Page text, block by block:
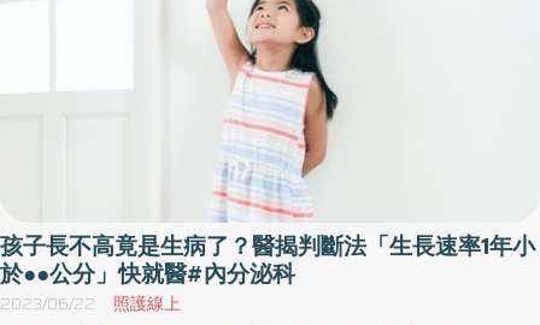
孩子長不高竟是生病了？醫揭判斷法「生長速率1年小
於●●公分」快就醫#內分泌科
2023/06/22 照護線上